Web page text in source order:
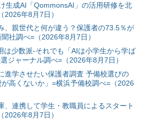
生成AI「QommonsAI」の活用研修を北
2026年8月7日）
、親世代と何が違う？保護者の73.5％が
社調べ=（2026年8月7日）
は少数派-それでも「AIは小学生から学ば
ジャーナル調べ=（2026年8月7日）
進学させたい保護者調査 予備校選びの
高くないか」=横浜予備校調べ=（2026
、連携して学生・教職員によるスタート
2026年8月7日）